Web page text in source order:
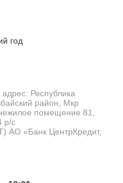
год
Республика
район, Мкр
помещение 81,
р/с
АО «Банк ЦентрКредит,